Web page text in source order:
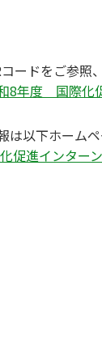
ードをご参照
年度 国際化促
は以下ホーム
促進インター